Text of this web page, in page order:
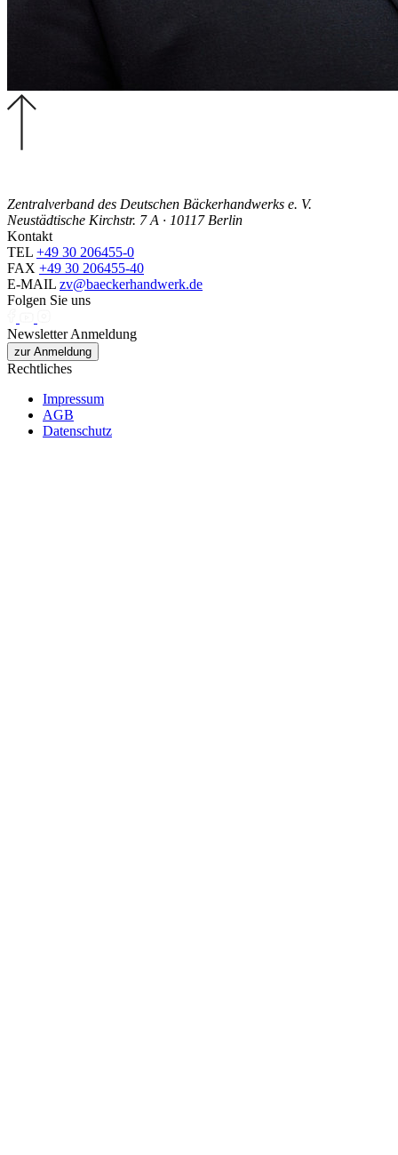
Zentralverband des Deutschen Bäckerhandwerks e. V.
Neustädtische Kirchstr. 7 A · 10117 Berlin
Kontakt
TEL +49 30 206455-0
FAX +49 30 206455-40
E-MAIL zv@baeckerhandwerk.de
Folgen Sie uns
Newsletter Anmeldung
zur Anmeldung
Rechtliches
Impressum
AGB
Datenschutz